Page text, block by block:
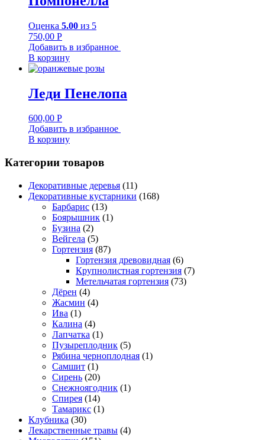
Оценка 5.00 из 5
750,00 Р
Добавить в избранное
В корзину
Леди Пенелопа
600,00 Р
Добавить в избранное
В корзину
Категории товаров
Декоративные деревья (11)
Декоративные кустарники (168)
Барбарис (13)
Боярышник (1)
Бузина (2)
Вейгела (5)
Гортензия (87)
Гортензия древовидная (6)
Крупнолистная гортензия (7)
Метельчатая гортензия (73)
Дёрен (4)
Жасмин (4)
Ива (1)
Калина (4)
Лапчатка (1)
Пузыреплодник (5)
Рябина черноплодная (1)
Самшит (1)
Сирень (20)
Снежноягодник (1)
Спирея (14)
Тамарикс (1)
Клубника (30)
Лекарственные травы (4)